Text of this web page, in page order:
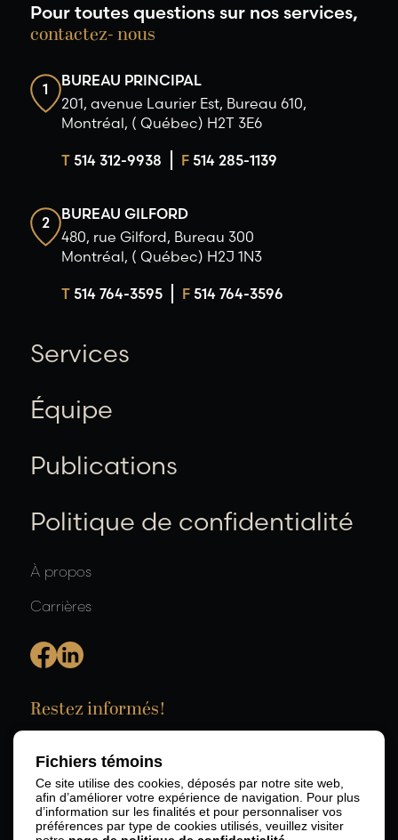
Pour toutes questions sur nos services,
contactez- nous
1
BUREAU PRINCIPAL
201, avenue Laurier Est, Bureau 610,
Montréal, ( Québec) H2T 3E6
T514 312-9938 F514 285-1139
2
BUREAU GILFORD
480, rue Gilford, Bureau 300
Montréal, ( Québec) H2J 1N3
T514 764-3595 F514 764-3596
Services
Équipe
Publications
Politique de confidentialité
À propos
Carrières
Restez informés!
Fichiers témoins
Ce site utilise des cookies, déposés par notre site web,
afin d’améliorer votre expérience de navigation. Pour plus
d’information sur les finalités et pour personnaliser vos
préférences par type de cookies utilisés, veuillez visiter